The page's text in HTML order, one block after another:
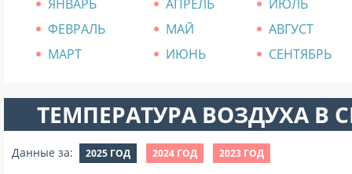
ЯНВАРЬ АПРЕЛЬ
ИЮЛЬ
ФЕВРАЛЬ
МАЙ
АВГУСТ
МАРТ
ИЮНЬ СЕНТЯБРЬ
ТЕМПЕРАТУРА ВОЗДУХА В
Данные за: 2025 ГОД 2024 ГОД 2023 ГОД